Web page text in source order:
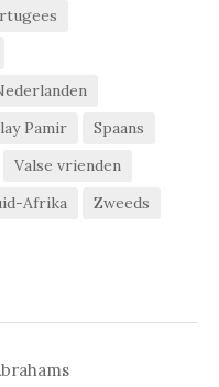
Pamir
Spaans
Valse vrienden
Afrika Zweeds